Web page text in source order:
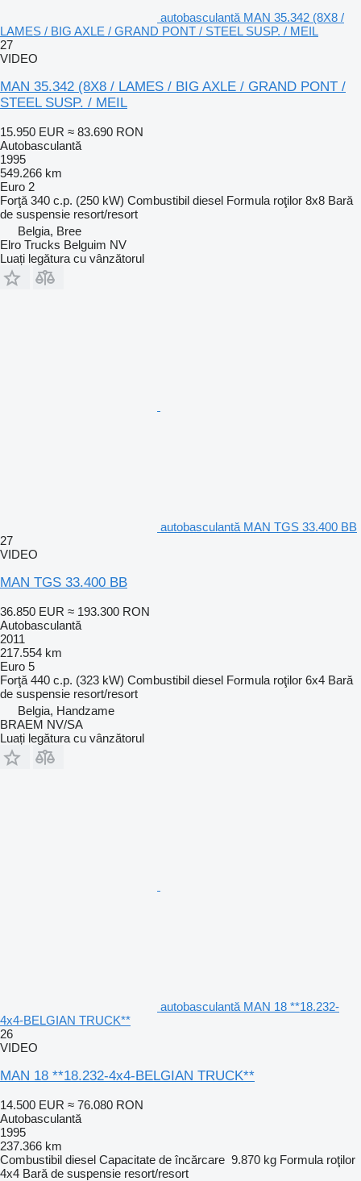
autobasculantă MAN 35.342 (8X8 /
LAMES / BIG AXLE / GRAND PONT / STEEL SUSP. / MEIL
27
VIDEO
MAN 35.342 (8X8 / LAMES / BIG AXLE / GRAND PONT /
STEEL SUSP. / MEIL
15.950 EUR ≈ 83.690 RON
Autobasculantă
1995
549.266 km
Euro 2
Forţă 340 c.p. (250 kW) Combustibil diesel Formula roţilor 8x8 Bară
de suspensie resort/resort
Belgia, Bree
Elro Trucks Belguim NV
Luați legătura cu vânzătorul
autobasculantă MAN TGS 33.400 BB
27
VIDEO
MAN TGS 33.400 BB
36.850 EUR ≈ 193.300 RON
Autobasculantă
2011
217.554 km
Euro 5
Forţă 440 c.p. (323 kW) Combustibil diesel Formula roţilor 6x4 Bară
de suspensie resort/resort
Belgia, Handzame
BRAEM NV/SA
Luați legătura cu vânzătorul
autobasculantă MAN 18 **18.232-
4x4-BELGIAN TRUCK**
26
VIDEO
MAN 18 **18.232-4x4-BELGIAN TRUCK**
14.500 EUR ≈ 76.080 RON
Autobasculantă
1995
237.366 km
Combustibil diesel Capacitate de încărcare 9.870 kg Formula roţilor
4x4 Bară de suspensie resort/resort